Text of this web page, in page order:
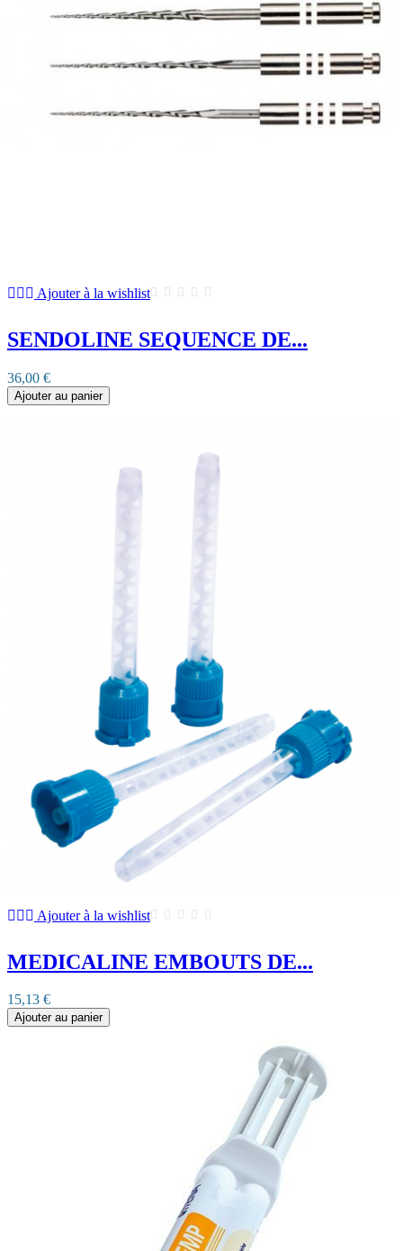
Ajouter à la wishlist
SENDOLINE SEQUENCE DE...
36,00 €
Ajouter au panier
Ajouter à la wishlist
MEDICALINE EMBOUTS DE...
15,13 €
Ajouter au panier